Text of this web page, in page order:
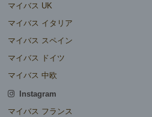
マイバス UK
マイバス イタリア
マイバス スペイン
マイバス ドイツ
マイバス 中欧
Instagram
マイバス フランス